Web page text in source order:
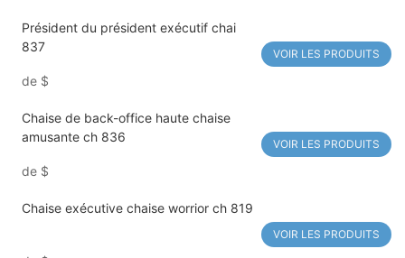
Président du président exécutif chai
837
de $
VOIR LES PRODUITS
Chaise de back-office haute chaise
amusante ch 836
de $
VOIR LES PRODUITS
Chaise exécutive chaise worrior ch 819
VOIR LES PRODUITS